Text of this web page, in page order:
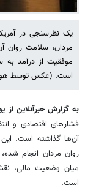
یک نظرسنجی در
مردان، سلامت روان
موفقیت از درآمد به
است. (عکس توسط
به گزارش خبرآنلاین از
فشارهای اقتصادی و
آن‌ها گذاشته است.
روان مردان انجام
میان وضعیت مالی،
است.